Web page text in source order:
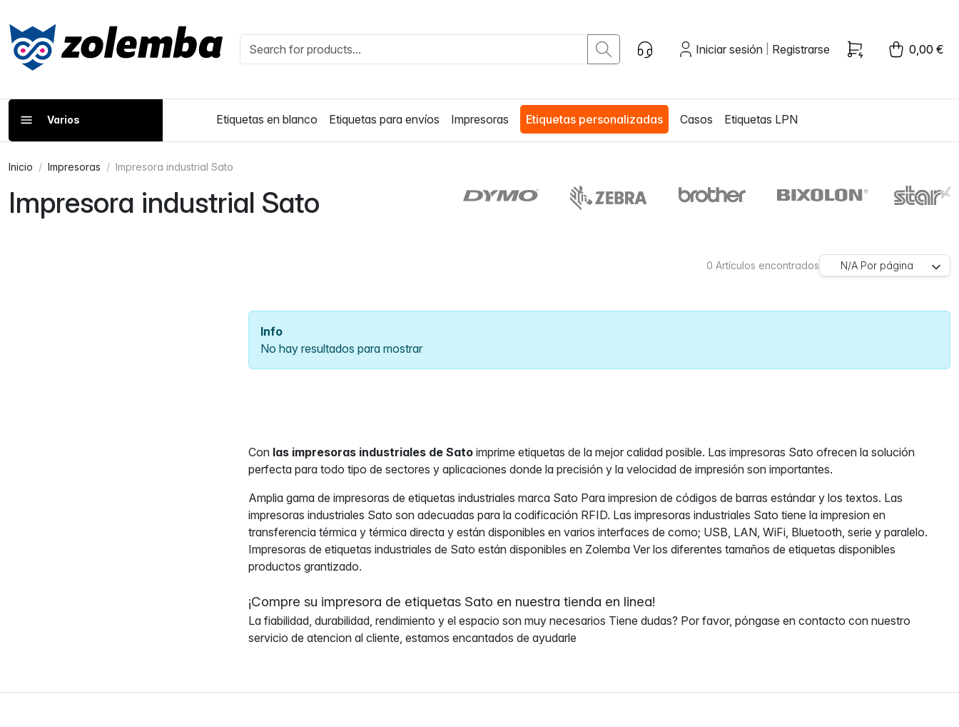
Iniciar sesión Registrarse 0,00 €
Varios Etiquetas en blanco Etiquetas para envíos Impresoras Etiquetas personalizadas Casos Etiquetas LPN
Inicio Impresoras Impresora industrial Sato
Impresora industrial Sato
0Artículos encontrados N/A Por página
Info
No hay resultados para mostrar
Con las impresoras industriales de Sato imprime etiquetas de la mejor calidad posible. Las impresoras Sato ofrecen la solución
perfecta para todo tipo de sectores y aplicaciones donde la precisión y la velocidad de impresión son importantes.
Amplia gama de impresoras de etiquetas industriales marca Sato Para impresion de códigos de barras estándar y los textos. Las
impresoras industriales Sato son adecuadas para la codificación RFID. Las impresoras industriales Sato tiene la impresion en
transferencia térmica y térmica directa y están disponibles en varios interfaces de como; USB, LAN, WiFi, Bluetooth, serie y paralelo.
Impresoras de etiquetas industriales de Sato están disponibles en Zolemba Ver los diferentes tamaños de etiquetas disponibles
productos grantizado.
¡Compre su impresora de etiquetas Sato en nuestra tienda en linea!
La fiabilidad, durabilidad, rendimiento y el espacio son muy necesarios Tiene dudas? Por favor, póngase en contacto con nuestro
servicio de atencion al cliente, estamos encantados de ayudarle